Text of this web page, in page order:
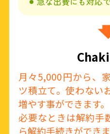
月々5,000円から、
ツ積立て。使わない
増やす事ができます。
必要なときは解約手
ら解約手続きができま